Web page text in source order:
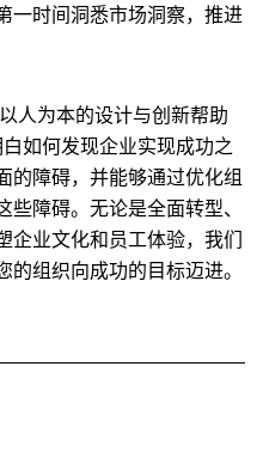
一时间洞悉市场洞察，推进
人为本的设计与创新帮助
白如何发现企业实现成功之
的障碍，并能够通过优化组
障碍。无论是全面转型、
企业文化和员工体验，我们
组织向成功的目标迈进。